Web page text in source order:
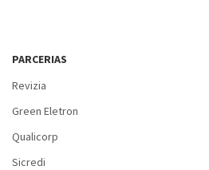
PARCERIAS
Revizia
Green Eletron
Qualicorp
Sicredi